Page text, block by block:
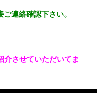
連絡確認下さい。
介させていただいてま